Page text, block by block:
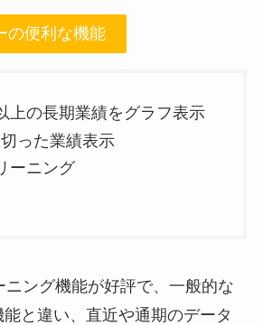
の便利な機能
上の長期業績をグラフ表示
った業績表示
ーニング
ニング機能が好評で、一般的な
と違い、直近や通期のデータ